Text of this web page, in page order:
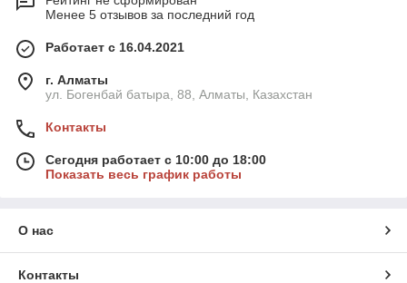
Менее 5 отзывов за последний год
Работает с 16.04.2021
г. Алматы
ул. Богенбай батыра, 88, Алматы, Казахстан
Контакты
Сегодня работает с 10:00 до 18:00
Показать весь график работы
О нас
Контакты